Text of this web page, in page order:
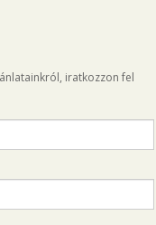
iratkozzon fel